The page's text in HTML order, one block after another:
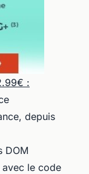
:
depuis
DOM
le code